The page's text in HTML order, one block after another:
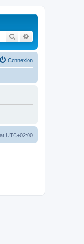
Rechercher
Connexion
UTC+02:00